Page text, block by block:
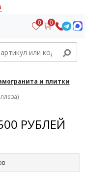
0 0
и плитки
РУБЛЕЙ